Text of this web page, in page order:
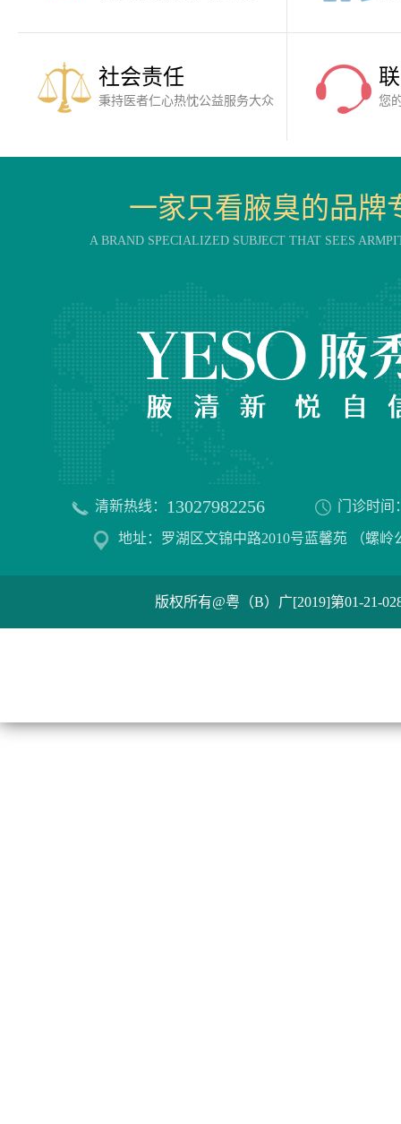
社会责任
秉持医者仁心热忱公益服务大众 您
一家只看腋臭的品牌
A BRAND SPECIALIZED SUBJECT THAT SEES
清新热线： 13027982256 门诊时间
地址：罗湖区文锦中路2010号蓝馨苑 （螺岭
版权所有@粤（B）广[2019]第01-21-